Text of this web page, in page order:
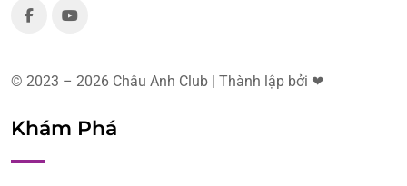
© 2023 – 2026 Châu Anh Club | Thành lập bởi ❤
Khám Phá